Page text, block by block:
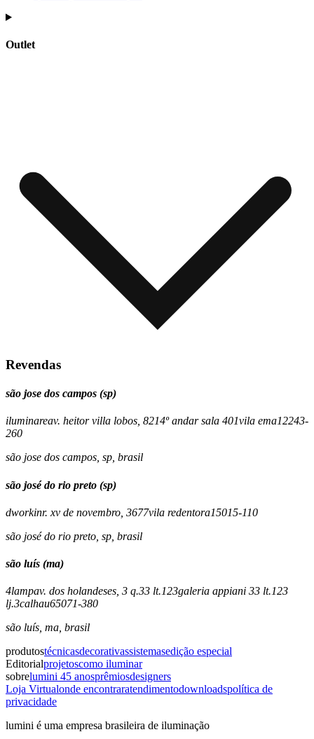
Outlet
Revendas
são jose dos campos (sp)
iluminareav. heitor villa lobos, 8214º andar sala 401vila ema12243-
260
são jose dos campos, sp, brasil
são josé do rio preto (sp)
dworkinr. xv de novembro, 3677vila redentora15015-110
são josé do rio preto sp brasil
são luís (ma)
4lampav. dos holandeses, 3 q.33 lt.123galeria appiani 33 lt.123
lj.3calhau65071-380
são luís, ma, brasil
produtostécnicasdecorativassistemasedição especial
Editorialprojetoscomo iluminar
sobrelumini 45 anosprêmiosdesigners
Loja Virtualonde encontraratendimentodownloadspolítica de
privacidade
lumini é uma empresa brasileira de iluminação